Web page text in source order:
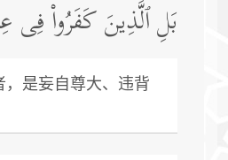
بَلِ ٱلَّذِینَ كَفَرُوا۟ فِی
是妄自尊大、违背